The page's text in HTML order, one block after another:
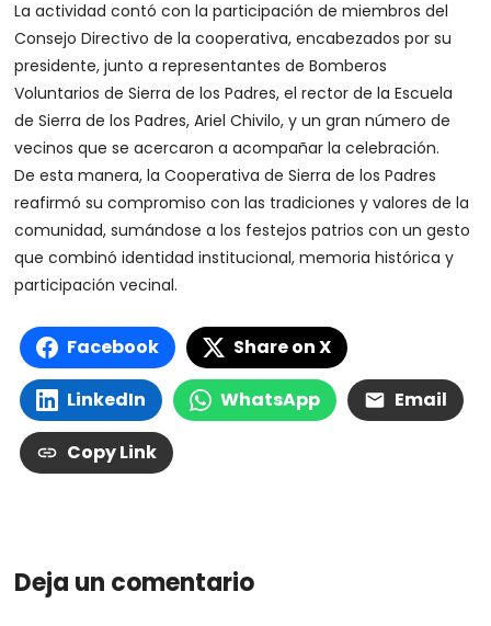
La actividad contó con la participación de miembros del
Consejo Directivo de la cooperativa, encabezados por su
presidente, junto a representantes de Bomberos
Voluntarios de Sierra de los Padres, el rector de la Escuela
de Sierra de los Padres, Ariel Chivilo, y un gran número de
vecinos que se acercaron a acompañar la celebración.
De esta manera, la Cooperativa de Sierra de los Padres
reafirmó su compromiso con las tradiciones y valores de la
comunidad, sumándose a los festejos patrios con un gesto
que combinó identidad institucional, memoria histórica y
participación vecinal.
Facebook Share on X
LinkedIn WhatsApp Email
Copy Link
Deja un comentario